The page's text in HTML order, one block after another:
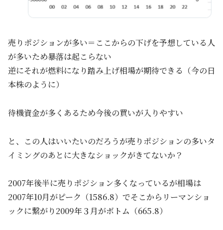
売りポジションが多い＝ここからの下げを予想している人
が多いため暴落は起こらない
逆にそれが燃料になり踏み上げ相場が期待できる（今の日
本株のように）
待機資金が多くあるため今後の買いが入りやすい
と、この人はいいたいのだろうが売りポジションの多いタ
イミングのあとに大きなショックがきてないか？
2007年後半に売りポジション多くなっているが相場は
2007年10月がピーク（1586.8）でそこからリーマンショ
ックに繋がり2009年３月がボトム（665.8）